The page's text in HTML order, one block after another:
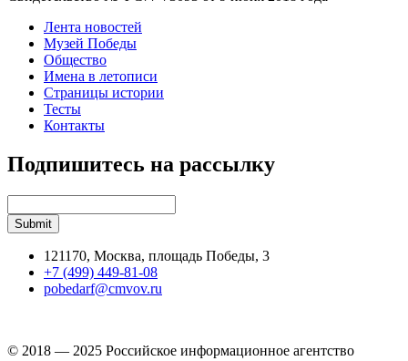
Лента новостей
Музей Победы
Общество
Имена в летописи
Страницы истории
Тесты
Контакты
Подпишитесь на рассылку
121170, Москва, площадь Победы, 3
+7 (499) 449-81-08
pobedarf@cmvov.ru
© 2018 — 2025 Российское информационное агентство